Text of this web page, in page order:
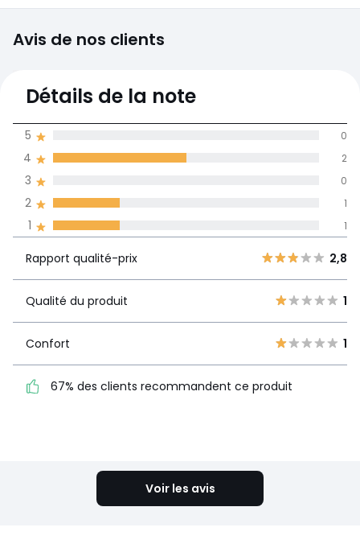
Avis de nos clients
2,8
moyenne des avis
langues
1 1
2
3 0
4
5 2,8
1
1
recommandent ce produit
Détails de la note
1 1
2 1
3 0
4 2
5 0
Rapport qualité-prix 2,8
Qualité du produit 1
Confort 1
67% des clients recommandent ce produit
Voir les avis